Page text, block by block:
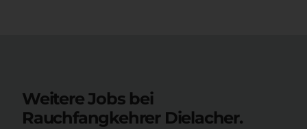
Weitere Jobs bei
Rauchfangkehrer Dielacher.